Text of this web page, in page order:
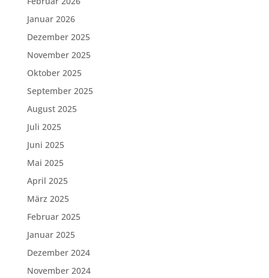
Januar 2026
Dezember 2025
November 2025
Oktober 2025
September 2025
August 2025
Juli 2025
Juni 2025
Mai 2025
April 2025
März 2025
Februar 2025
Januar 2025
Dezember 2024
November 2024